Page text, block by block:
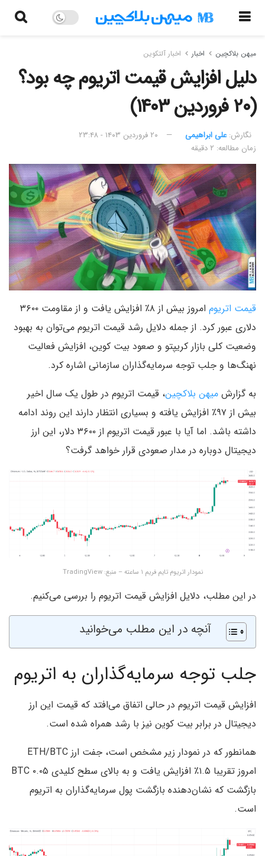
میهن بلاکچین اخبار اخبار آلتکوین
دلیل افزایش قیمت اتریوم چه بود؟
(۲۰ فروردین ۱۴۰۳)
نگارش:‌ علی ابراهیمی
۲۰ فروردین ۱۴۰۳ - ۲۳:۴۸
زمان مطالعه: ۲ دقیقه
قیمت اتریوم
امروز بیش از ۸٪ افزایش یافت و از مقاومت ۳۶۰۰
دلاری عبور کرد. از جمله دلایل رشد قیمت اتریوم می‌توان به بهبود
وضعیت کلی بازار کریپتو و صعود بیت کوین، افزایش فعالیت
نهنگ‌ها و جلب توجه سرمایه‌گذاران سازمانی اشاره کرد.
به گزارش میهن بلاکچین، قیمت اتریوم در طول یک سال اخیر
بیش از ۹۷٪ افزایش یافته و بسیاری انتظار دارند این روند ادامه
داشته باشد. اما آیا با عبور قیمت اتریوم از ۳۶۰۰ دلار، این ارز
دیجیتال دوباره در مدار صعودی قرار خواهد گرفت؟
نمودار اتریوم تایم فریم ۱ ساعته – منبع: TradingView
در این مطلب، دلایل افزایش قیمت اتریوم را بررسی می‌کنیم.
آنچه در این مطلب می‌خوانید
جلب توجه سرمایه‌گذاران به اتریوم
افزایش قیمت اتریوم در حالی اتفاق می‌افتد که قیمت این ارز
دیجیتال در برابر بیت کوین نیز با رشد همراه شده است.
همانطور که در نمودار زیر مشخص است، جفت ارز ETH/BTC
امروز تقریبا ۱.۵٪ افزایش یافت و به بالای سطح کلیدی ۰.۰۵ BTC
بازگشت که نشان‌دهنده بازگشت پول سرمایه‌گذاران به اتریوم
است.